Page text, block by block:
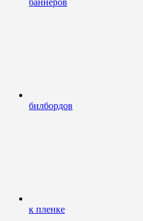
баннеров
билбордов
к пленке